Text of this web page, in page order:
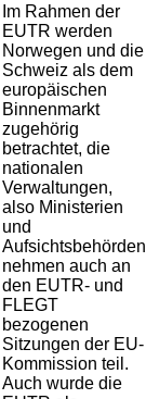
Im Rahmen der
EUTR werden
Norwegen und die
Schweiz als dem
europäischen
Binnenmarkt
zugehörig
betrachtet, die
nationalen
Verwaltungen,
also Ministerien
und
Aufsichtsbehörden
nehmen auch an
den EUTR- und
FLEGT
bezogenen
Sitzungen der EU-
Kommission teil.
Auch wurde die